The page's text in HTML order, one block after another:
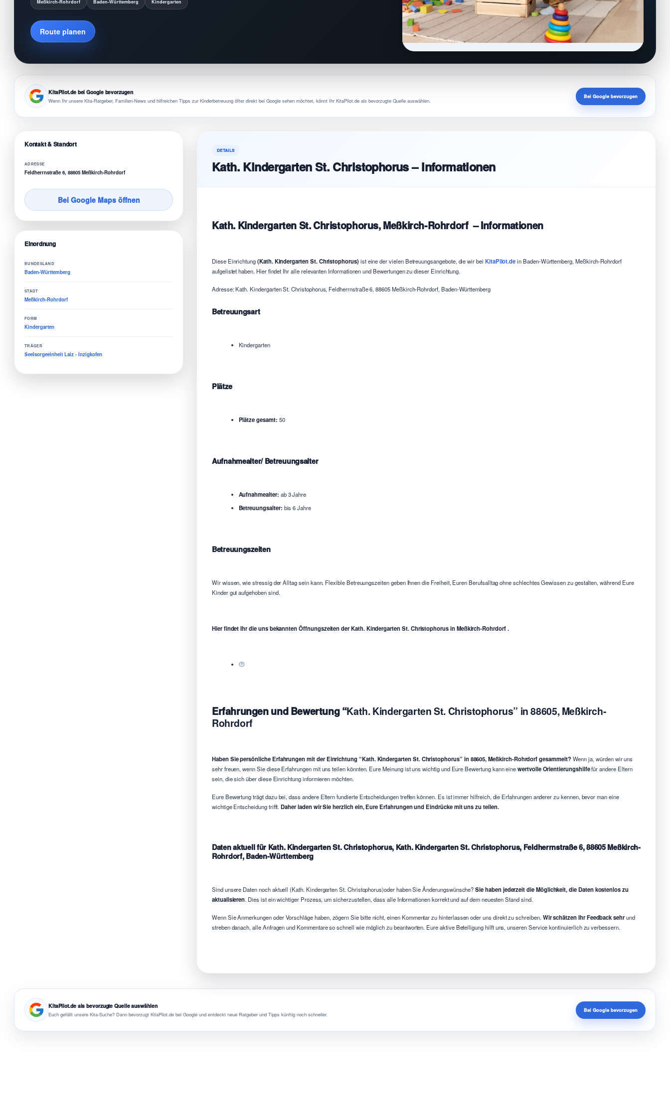
Meßkirch-Rohrdorf Baden-Württemberg Kindergarten
Route planen
KitaPilot.de bei Google bevorzugen
Wenn Ihr unsere Kita-Ratgeber, Familien-News und hilfreichen Tipps zur Kinderbetreuung öfter direkt bei Google sehen möchtet, könnt Ihr KitaPilot.de als bevorzugte Quelle auswählen.
Bei Google bevorzugen
Kontakt & Standort
ADRESSE
Feldherrnstraße 6, 88605 Meßkirch-Rohrdorf
Bei Google Maps öffnen
Einordnung
BUNDESLAND
Baden-Württemberg
STADT
Meßkirch-Rohrdorf
FORM
Kindergarten
TRÄGER
Seelsorgeeinheit Laiz - Inzigkofen
DETAILS
Kath. Kindergarten St. Christophorus – Informationen
Kath. Kindergarten St. Christophorus, Meßkirch-Rohrdorf – Informationen
Diese Einrichtung(Kath. Kindergarten St. Christophorus)ist eine der vielen Betreuungsangebote, die wir bei KitaPilot.dein Baden-Württemberg, Meßkirch-Rohrdorf
aufgelistet haben. Hier findet Ihr alle relevanten Informationen und Bewertungen zu dieser Einrichtung.
Adresse: Kath. Kindergarten St. Christophorus, Feldherrnstraße 6, 88605 Meßkirch-Rohrdorf, Baden-Württemberg
Betreuungsart
Kindergarten
Plätze
Plätze gesamt: 50
Aufnahmealter/ Betreuungsalter
Aufnahmealter: ab 3 Jahre
Betreuungsalter: bis 6 Jahre
Betreuungszeiten
Wir wissen, wie stressig der Alltag sein kann. Flexible Betreuungszeiten geben Ihnen die Freiheit, Euren Berufsalltag ohne schlechtes Gewissen zu gestalten, während Eure
Kinder gut aufgehoben sind.
Hier findet Ihr die uns bekannten Öffnungszeiten der Kath. Kindergarten St. Christophorus in Meßkirch-Rohrdorf .
Erfahrungen und Bewertung “Kath. Kindergarten St. Christophorus” in 88605, Meßkirch-
Rohrdorf
Haben Sie persönliche Erfahrungen mit der Einrichtung “Kath. Kindergarten St. Christophorus” in 88605, Meßkirch-Rohrdorf gesammelt?Wenn ja, würden wir uns
sehr freuen, wenn Sie diese Erfahrungen mit uns teilen könnten. Eure Meinung ist uns wichtig und Eure Bewertung kann einewertvolle Orientierungshilfefür andere Eltern
sein, die sich über diese Einrichtung informieren möchten.
Eure Bewertung trägt dazu bei, dass andere Eltern fundierte Entscheidungen treffen können. Es ist immer hilfreich, die Erfahrungen anderer zu kennen, bevor man eine
wichtige Entscheidung trifft.Daher laden wir Sie herzlich ein, Eure Erfahrungen und Eindrücke mit uns zu teilen.
Daten aktuell für Kath. Kindergarten St. Christophorus, Kath. Kindergarten St. Christophorus, Feldherrnstraße 6, 88605 Meßkirch-
Rohrdorf, Baden-Württemberg
Sind unsere Daten noch aktuell (Kath. Kindergarten St. Christophorus)oder haben Sie Änderungswünsche?Sie haben jederzeit die Möglichkeit, die Daten kostenlos zu
aktualisieren. Dies ist ein wichtiger Prozess, um sicherzustellen, dass alle Informationen korrekt und auf dem neuesten Stand sind.
Wenn Sie Anmerkungen oder Vorschläge haben, zögern Sie bitte nicht, einen Kommentar zu hinterlassen oder uns direkt zu schreiben. Wir schätzen Ihr Feedback sehrund
streben danach, alle Anfragen und Kommentare so schnell wie möglich zu beantworten. Eure aktive Beteiligung hilft uns, unseren Service kontinuierlich zu verbessern.
KitaPilot.de als bevorzugte Quelle auswählen
Euch gefällt unsere Kita-Suche? Dann bevorzugt KitaPilot.de bei Google und entdeckt neue Ratgeber und Tipps künftig noch schneller.
Bei Google bevorzugen